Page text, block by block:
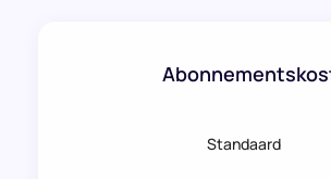
Standaard